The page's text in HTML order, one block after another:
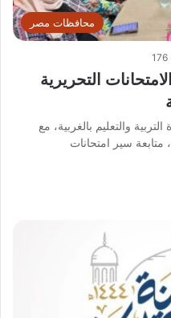
محافظات مصر
176
التحريرية
والتعليم بالغربية، مع
متابعة سير امتحانات